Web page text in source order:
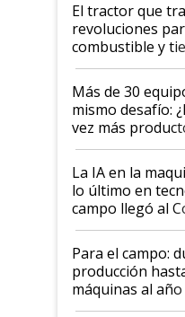
El tractor que
revoluciones
combustible y
que parece una
lo último en el
disponible en
Más de 30
mismo desafío:
vez más
incorporan
tierra?
La IA en la
lo último en
campo llegó al
Aapresid 2026
Para el campo:
producción
máquinas al año
especialistas